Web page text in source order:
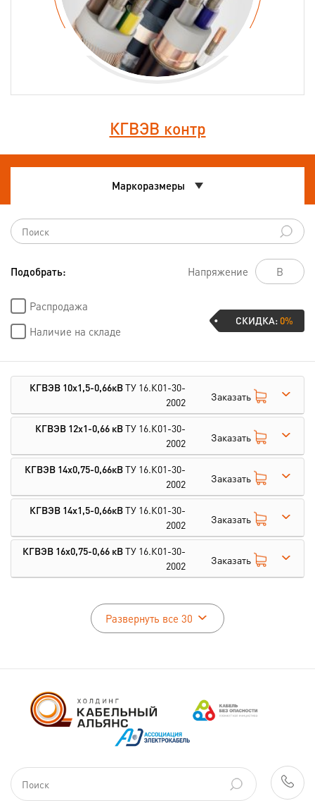
КГВЭВ контр
Маркоразмеры
Подобрать: Напряжение
Распродажа
Наличие на складе
СКИДКА:0%
КГВЭВ 10х1,5-0,66кВТУ 16.К01-30-
2002
Заказать
КГВЭВ 12х1-0,66 кВТУ 16.К01-30-
2002
Заказать
КГВЭВ 14х0,75-0,66кВТУ 16.К01-30-
2002
Заказать
КГВЭВ 14х1,5-0,66кВТУ 16.К01-30-
2002
Заказать
КГВЭВ 16х0,75-0,66 кВТУ 16.К01-30-
2002
Заказать
Развернуть все 30